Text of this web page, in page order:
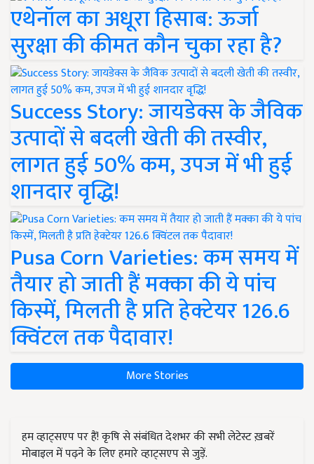
एथेनॉल का अधूरा हिसाब: ऊर्जा
सुरक्षा की कीमत कौन चुका रहा है?
Success Story: जायडेक्स के जैविक
उत्पादों से बदली खेती की तस्वीर,
लागत हुई 50% कम, उपज में भी हुई
शानदार वृद्धि!
Pusa Corn Varieties: कम समय में
तैयार हो जाती हैं मक्का की ये पांच
किस्में, मिलती है प्रति हेक्टेयर 126.6
क्विंटल तक पैदावार!
More Stories
हम व्हाट्सएप पर हैं! कृषि से संबंधित देशभर की सभी लेटेस्ट ख़बरें
मोबाइल में पढ़ने के लिए हमारे व्हाट्सएप से जुड़ें.